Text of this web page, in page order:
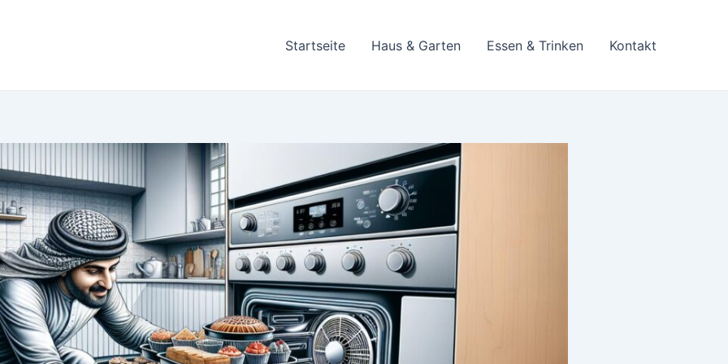
Startseite Haus & Garten Essen & Trinken Kontakt